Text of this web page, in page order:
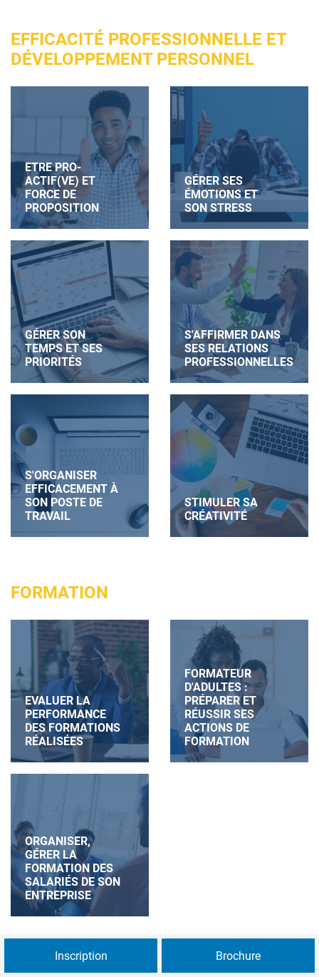
EFFICACITÉ PROFESSIONNELLE ET
DÉVELOPPEMENT PERSONNEL
ETRE PRO-
ACTIF(VE) ET
FORCE DE
PROPOSITION
GÉRER SES
ÉMOTIONS ET
SON STRESS
GÉRER SON
TEMPS ET SES
PRIORITÉS
S'AFFIRMER DANS
SES RELATIONS
PROFESSIONNELLES
S'ORGANISER
EFFICACEMENT À
SON POSTE DE
TRAVAIL
STIMULER SA
CRÉATIVITÉ
FORMATION
EVALUER LA
PERFORMANCE
DES FORMATIONS
RÉALISÉES
FORMATEUR
D'ADULTES :
PRÉPARER ET
RÉUSSIR SES
ACTIONS DE
FORMATION
ORGANISER,
GÉRER LA
FORMATION DES
SALARIÉS DE SON
ENTREPRISE
INCENDIES ET RISQUES CHIMIQUES
Inscription Brochure